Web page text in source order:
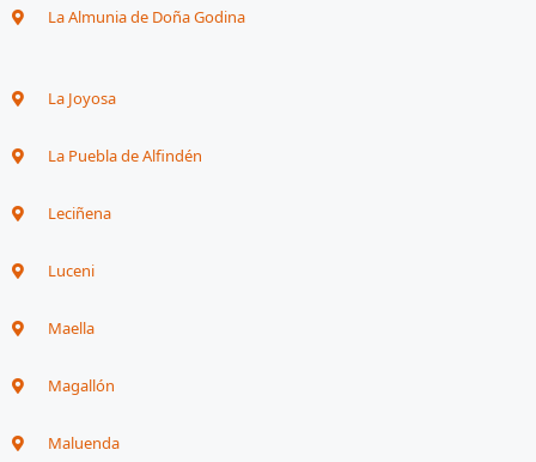
La Almunia de Doña Godina
La Joyosa
La Puebla de Alfindén
Leciñena
Luceni
Maella
Magallón
Maluenda